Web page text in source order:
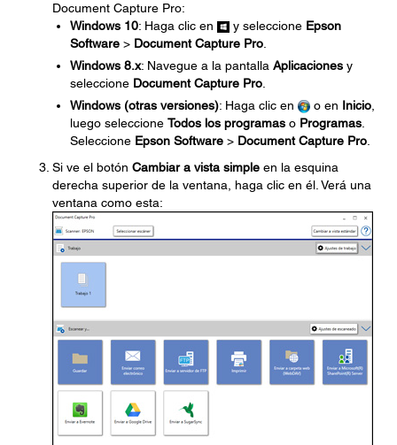
Document Capture Pro:
Windows 10: Haga clic en y seleccione Epson
Software > Document Capture Pro
Windows 8.x: Navegue a la pantalla Aplicaciones y
seleccione Document Capture Pro
Windows (otras versiones): Haga clic en o en Inicio
luego seleccione Todos los programas o Programas
Seleccione Epson Software > Document Capture Pro
Si ve el botón Cambiar a vista simple en la esquina
derecha superior de la ventana, haga clic en él. Verá una
ventana como esta: